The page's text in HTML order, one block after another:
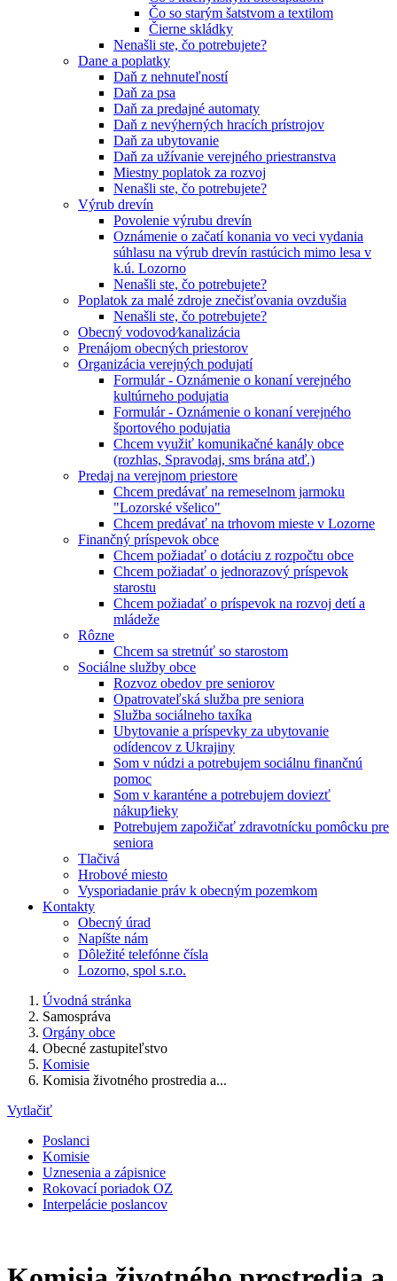
Čo so starým šatstvom a textilom
Čierne skládky
Nenašli ste, čo potrebujete?
Dane a poplatky
Daň z nehnuteľností
Daň za psa
Daň za predajné automaty
Daň z nevýherných hracích prístrojov
Daň za ubytovanie
Daň za užívanie verejného priestranstva
Miestny poplatok za rozvoj
Nenašli ste, čo potrebujete?
Výrub drevín
Povolenie výrubu drevín
Oznámenie o začatí konania vo veci vydania
súhlasu na výrub drevín rastúcich mimo lesa v
k.ú. Lozorno
Nenašli ste, čo potrebujete?
Poplatok za malé zdroje znečisťovania ovzdušia
Nenašli ste, čo potrebujete?
Obecný vodovod⁄kanalizácia
Prenájom obecných priestorov
Organizácia verejných podujatí
Formulár - Oznámenie o konaní verejného
kultúrneho podujatia
Formulár - Oznámenie o konaní verejného
športového podujatia
Chcem využiť komunikačné kanály obce
(rozhlas, Spravodaj, sms brána atď.)
Predaj na verejnom priestore
Chcem predávať na remeselnom jarmoku
"Lozorské všelico"
Chcem predávať na trhovom mieste v Lozorne
Finančný príspevok obce
Chcem požiadať o dotáciu z rozpočtu obce
Chcem požiadať o jednorazový príspevok
starostu
Chcem požiadať o príspevok na rozvoj detí a
mládeže
Rôzne
Chcem sa stretnúť so starostom
Sociálne služby obce
Rozvoz obedov pre seniorov
Opatrovateľská služba pre seniora
Služba sociálneho taxíka
Ubytovanie a príspevky za ubytovanie
odídencov z Ukrajiny
Som v núdzi a potrebujem sociálnu finančnú
pomoc
Som v karanténe a potrebujem doviezť
nákup⁄lieky
Potrebujem zapožičať zdravotnícku pomôcku pre
seniora
Tlačivá
Hrobové miesto
Vysporiadanie práv k obecným pozemkom
Kontakty
Obecný úrad
Napíšte nám
Dôležité telefónne čísla
Lozorno, spol s.r.o.
Úvodná stránka
Samospráva
Orgány obce
Obecné zastupiteľstvo
Komisie
Komisia životného prostredia a...
Vytlačiť
Poslanci
Komisie
Uznesenia a zápisnice
Rokovací poriadok OZ
Interpelácie poslancov